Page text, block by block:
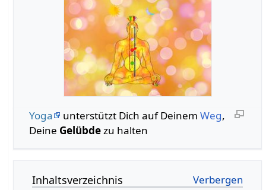
Yoga unterstützt Dich auf Deinem Weg,
Deine Gelübdezu halten
Inhaltsverzeichnis